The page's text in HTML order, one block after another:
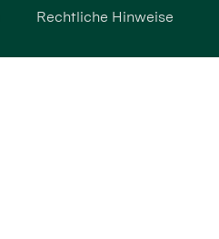
Rechtliche Hinweise